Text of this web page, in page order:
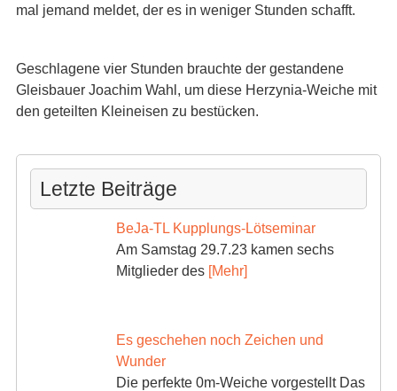
mal jemand meldet, der es in weniger Stunden schafft.
Geschlagene vier Stunden brauchte der gestandene
Gleisbauer Joachim Wahl, um diese Herzynia-Weiche mit
den geteilten Kleineisen zu bestücken.
Letzte Beiträge
BeJa-TL Kupplungs-Lötseminar
Am Samstag 29.7.23 kamen sechs
Mitglieder des [Mehr]
Es geschehen noch Zeichen und
Wunder
Die perfekte 0m-Weiche vorgestellt Das